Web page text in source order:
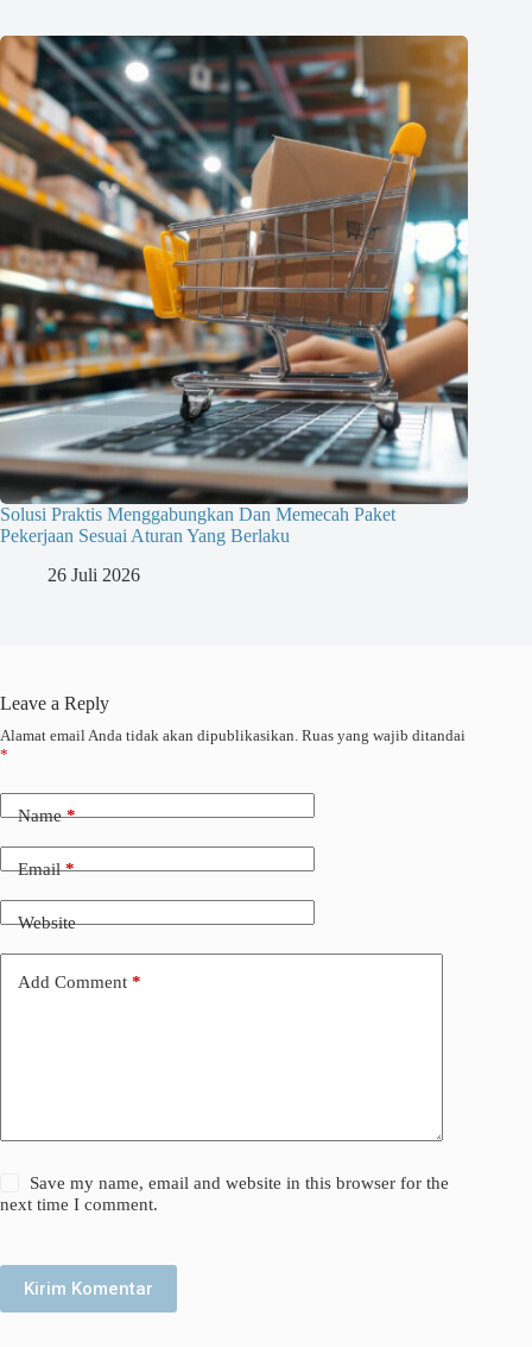
Solusi Praktis Menggabungkan Dan Memecah Paket
Pekerjaan Sesuai Aturan Yang Berlaku
26 Juli 2026
Leave a Reply
Alamat email Anda tidak akan dipublikasikan. Ruas yang wajib ditandai
*
Name*
Email*
Website
Add Comment *
Save my name, email and website in this browser for the
next time I comment.
Kirim Komentar